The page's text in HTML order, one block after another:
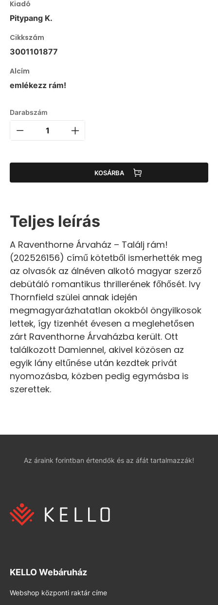
Kiadó
Pitypang K.
Cikkszám
3001101877
Alcím
emlékezz rám!
Darabszám
KOSÁRBA
Teljes leírás
A Raventhorne Árvaház – Találj rám!
(202526156) című kötetből ismerhették meg
az olvasók az álnéven alkotó magyar szerző
debütáló romantikus thrillerének főhősét. Ivy
Thornfield szülei annak idején
megmagyarázhatatlan okokból öngyilkosok
lettek, így tizenhét évesen a meglehetősen
zárt Raventhorne Árvaházba került. Ott
találkozott Damiennel, akivel közösen az
egyik lány eltűnése után kezdtek privát
nyomozásba, közben pedig egymásba is
szerettek.
Az áraink forintban értendők és az áfát tartalmazzák!
KELLO Webáruház
Webshop központi raktár címe